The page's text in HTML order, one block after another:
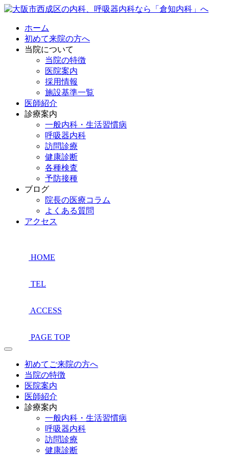
ホーム
初めて来院の方へ
当院について
当院の特徴
医院案内
採用情報
施設基準一覧
医師紹介
診療案内
一般内科・生活習慣病
呼吸器内科
訪問診療
健康診断
各種検査
予防接種
ブログ
院長の医療コラム
よくある質問
アクセス
HOME
TEL
ACCESS
PAGE TOP
初めてご来院の方へ
当院の特徴
医院案内
医師紹介
診療案内
一般内科・生活習慣病
呼吸器内科
訪問診療
健康診断